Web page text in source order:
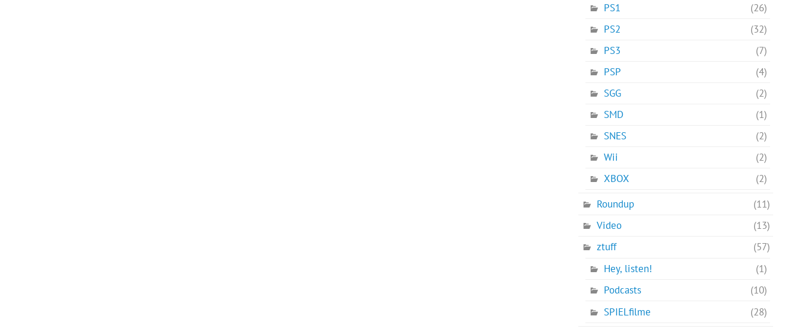
PS1
(26)
PS2
(32)
PS3
(7)
PSP
(4)
SGG
(2)
SMD
(1)
SNES
(2)
Wii
(2)
XBOX
(2)
Roundup
(11)
Video
(13)
ztuff
(57)
Hey, listen!
(1)
Podcasts
(10)
SPIELfilme
(28)